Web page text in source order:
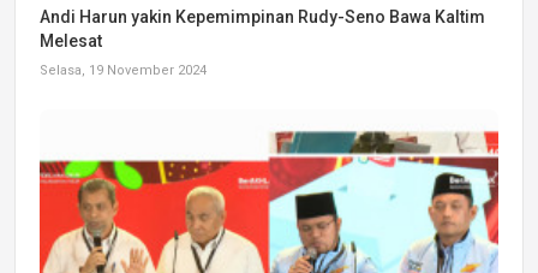
Andi Harun yakin Kepemimpinan Rudy-Seno Bawa Kaltim
Melesat
Selasa, 19 November 2024